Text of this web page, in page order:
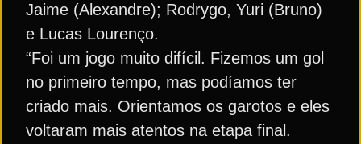
Jaime (Alexandre); Rodrygo, Yuri (Bruno)
e Lucas Lourenço.
“Foi um jogo muito difícil. Fizemos um gol
no primeiro tempo, mas podíamos ter
criado mais. Orientamos os garotos e eles
voltaram mais atentos na etapa final.